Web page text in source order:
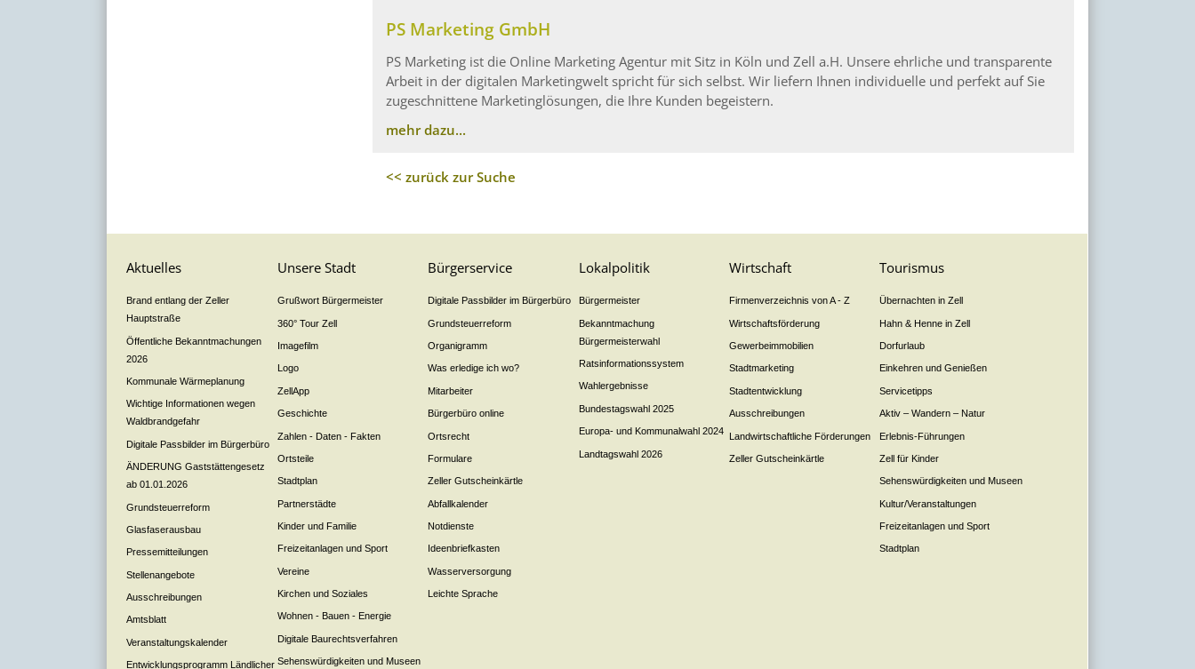
PS Marketing GmbH
PS Marketing ist die Online Marketing Agentur mit Sitz in Köln und Zell a.H. Unsere ehrliche und transparente
Arbeit in der digitalen Marketingwelt spricht für sich selbst. Wir liefern Ihnen individuelle und perfekt auf Sie
zugeschnittene Marketinglösungen, die Ihre Kunden begeistern.
mehr dazu...
<< zurück zur Suche
Aktuelles
Brand entlang der Zeller
Hauptstraße
Öffentliche Bekanntmachungen
2026
Kommunale Wärmeplanung
Wichtige Informationen wegen
Waldbrandgefahr
Digitale Passbilder im Bürgerbüro
ÄNDERUNG Gaststättengesetz
ab 01.01.2026
Grundsteuerreform
Glasfaserausbau
Pressemitteilungen
Stellenangebote
Ausschreibungen
Amtsblatt
Veranstaltungskalender
Entwicklungsprogramm Ländlicher
Unsere Stadt
Grußwort Bürgermeister
360° Tour Zell
Imagefilm
Logo
ZellApp
Geschichte
Zahlen - Daten - Fakten
Ortsteile
Stadtplan
Partnerstädte
Kinder und Familie
Freizeitanlagen und Sport
Vereine
Kirchen und Soziales
Wohnen - Bauen - Energie
Digitale Baurechtsverfahren
Sehenswürdigkeiten und Museen
Bürgerservice
Digitale Passbilder im Bürgerbüro
Grundsteuerreform
Organigramm
Was erledige ich wo?
Mitarbeiter
Bürgerbüro online
Ortsrecht
Formulare
Zeller Gutscheinkärtle
Abfallkalender
Notdienste
Ideenbriefkasten
Wasserversorgung
Leichte Sprache
Lokalpolitik
Bürgermeister
Bekanntmachung
Bürgermeisterwahl
Ratsinformationssystem
Wahlergebnisse
Bundestagswahl 2025
Europa- und Kommunalwahl 2024
Landtagswahl 2026
Wirtschaft
Firmenverzeichnis von A - Z
Wirtschaftsförderung
Gewerbeimmobilien
Stadtmarketing
Stadtentwicklung
Ausschreibungen
Landwirtschaftliche Förderungen
Zeller Gutscheinkärtle
Tourismus
Übernachten in Zell
Hahn & Henne in Zell
Dorfurlaub
Einkehren und Genießen
Servicetipps
Aktiv – Wandern – Natur
Erlebnis-Führungen
Zell für Kinder
Sehenswürdigkeiten und Museen
Kultur/Veranstaltungen
Freizeitanlagen und Sport
Stadtplan